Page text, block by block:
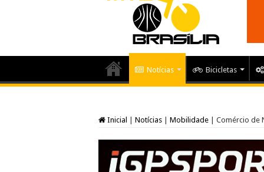
Notícias Bicicletas
Inicial Notícias Mobilidade Comércio de